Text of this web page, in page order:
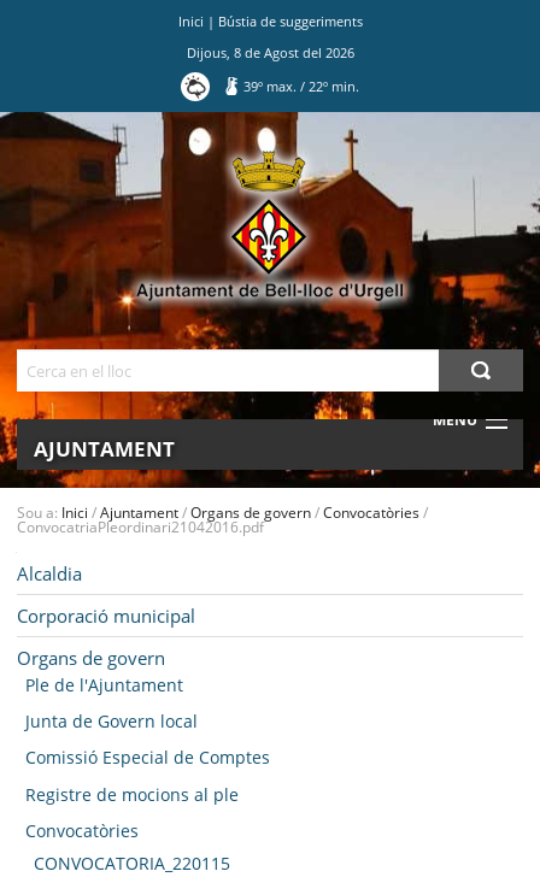
Inici | Bústia de suggeriments
Dijous, 8de Agostdel 2026
39º max./ 22º min.
MENU
AJUNTAMENT
BELL-LLOC SOLUCIONA
Sou a: Inici /Ajuntament/Organs de govern/Convocatòries/
ConvocatriaPleordinari21042016.pdf
Alcaldia
Corporació municipal
Organs de govern
Ple de l'Ajuntament
Junta de Govern local
Comissió Especial de Comptes
Registre de mocions al ple
Convocatòries
CONVOCATORIA_220115